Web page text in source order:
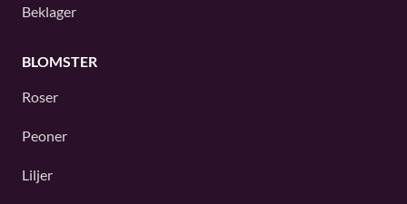
Beklager
BLOMSTER
Roser
Peoner
Liljer